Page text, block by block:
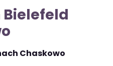
Chaskowo